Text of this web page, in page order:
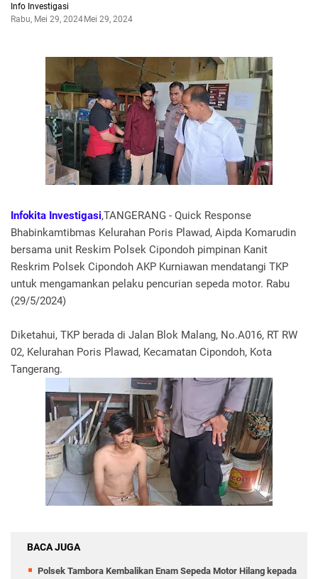
Info Investigasi
Rabu, Mei 29, 2024 Mei 29, 2024
Infokita Investigasi,TANGERANG - Quick Response
Bhabinkamtibmas Kelurahan Poris Plawad, Aipda Komarudin
bersama unit Reskim Polsek Cipondoh pimpinan Kanit
Reskrim Polsek Cipondoh AKP Kurniawan mendatangi TKP
untuk mengamankan pelaku pencurian sepeda motor. Rabu
(29/5/2024)
Diketahui, TKP berada di Jalan Blok Malang, No.A016, RT RW
02, Kelurahan Poris Plawad, Kecamatan Cipondoh, Kota
Tangerang.
BACA JUGA
Polsek Tambora Kembalikan Enam Sepeda Motor Hilang kepada